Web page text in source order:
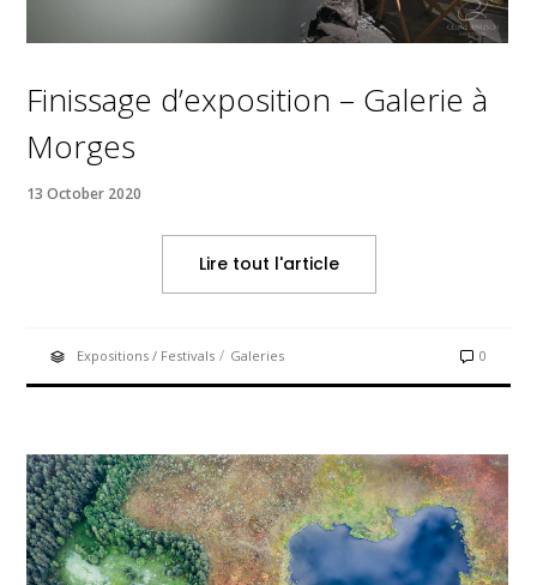
Finissage d’exposition – Galerie à
Morges
13 October 2020
Lire tout l'article
Expositions / Festivals / Galeries 0